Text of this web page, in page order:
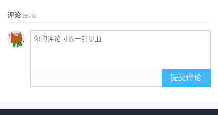
评论 抢沙发
提交评论